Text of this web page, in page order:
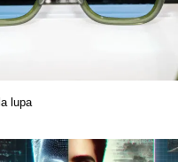
lupa